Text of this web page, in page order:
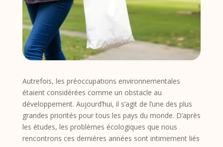
Autrefois, les préoccupations environnementales
étaient considérées comme un obstacle au
développement. Aujourd’hui, il s’agit de l’une des plus
grandes priorités pour tous les pays du monde. D’après
les études, les problèmes écologiques que nous
rencontrons ces dernières années sont intimement liés